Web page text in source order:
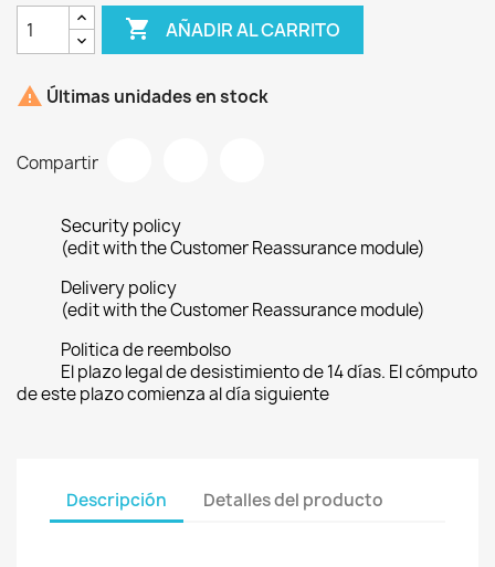
 AÑADIR AL CARRITO
 Últimas unidades en stock
Compartir
Security policy
(edit with the Customer Reassurance module)
Delivery policy
(edit with the Customer Reassurance module)
Politica de reembolso
El plazo legal de desistimiento de 14 días. El cómputo
de este plazo comienza al día siguiente
Descripción Detalles del producto